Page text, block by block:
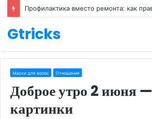
Gtricks
Маски для волос Отношения
Доброе утро 2 июня —
картинки